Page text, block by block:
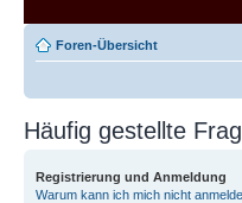
Foren-Übersicht
Häufig gestellte
Registrierung und Anmeldung
Warum kann ich mich nicht